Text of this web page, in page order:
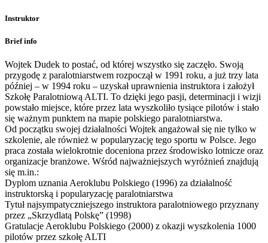
Instruktor
Brief info
Wojtek Dudek to postać, od której wszystko się zaczęło. Swoją
przygodę z paralotniarstwem rozpoczął w 1991 roku, a już trzy lata
później – w 1994 roku – uzyskał uprawnienia instruktora i założył
Szkołę Paralotniową ALTI. To dzięki jego pasji, determinacji i wizji
powstało miejsce, które przez lata wyszkoliło tysiące pilotów i stało
się ważnym punktem na mapie polskiego paralotniarstwa.
Od początku swojej działalności Wojtek angażował się nie tylko w
szkolenie, ale również w popularyzację tego sportu w Polsce. Jego
praca została wielokrotnie doceniona przez środowisko lotnicze oraz
organizacje branżowe. Wśród najważniejszych wyróżnień znajdują
się m.in.:
Dyplom uznania Aeroklubu Polskiego (1996) za działalność
instruktorską i popularyzację paralotniarstwa
Tytuł najsympatyczniejszego instruktora paralotniowego przyznany
przez „Skrzydlatą Polskę” (1998)
Gratulacje Aeroklubu Polskiego (2000) z okazji wyszkolenia 1000
pilotów przez szkołę ALTI